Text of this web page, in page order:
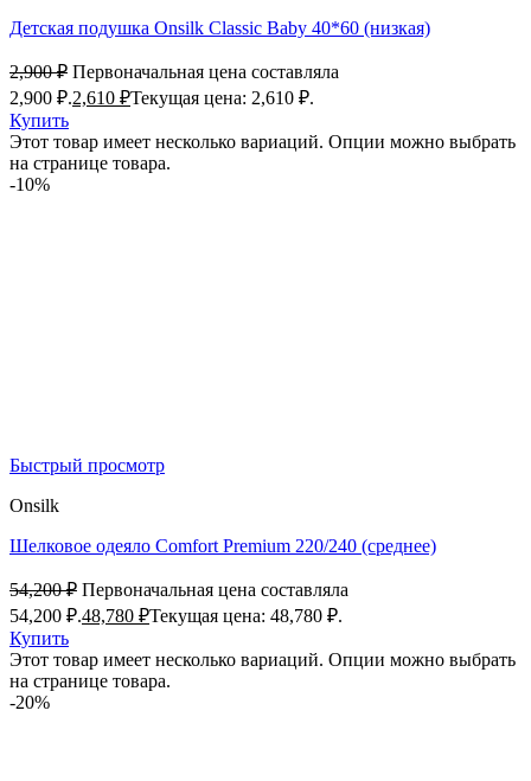
Детская подушка Onsilk Classic Baby 40*60 (низкая)
2,900₽ Первоначальная цена составляла
2,900 ₽.2,610 ₽Текущая цена: 2,610 ₽.
Купить
Этот товар имеет несколько вариаций. Опции можно выбрать
на странице товара.
-10%
Быстрый просмотр
Onsilk
Шелковое одеяло Comfort Premium 220/240 (среднее)
54,200₽ Первоначальная цена составляла
54,200 ₽.48,780 ₽Текущая цена: 48,780 ₽.
Купить
Этот товар имеет несколько вариаций. Опции можно выбрать
на странице товара.
-20%